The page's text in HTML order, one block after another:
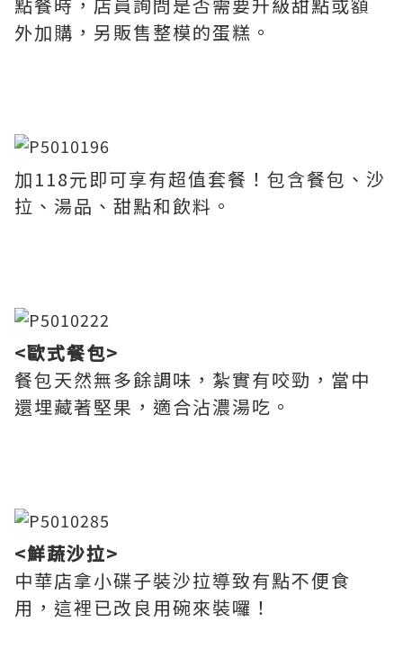
外加購，另販售整模的蛋糕。
加118元即可享有超值套餐！包含餐包、沙
拉、湯品、甜點和飲料。
<歐式餐包>
餐包天然無多餘調味，紮實有咬勁，當中
還埋藏著堅果，適合沾濃湯吃。
<鮮蔬沙拉>
中華店拿小碟子裝沙拉導致有點不便食
用，這裡已改良用碗來裝囉！